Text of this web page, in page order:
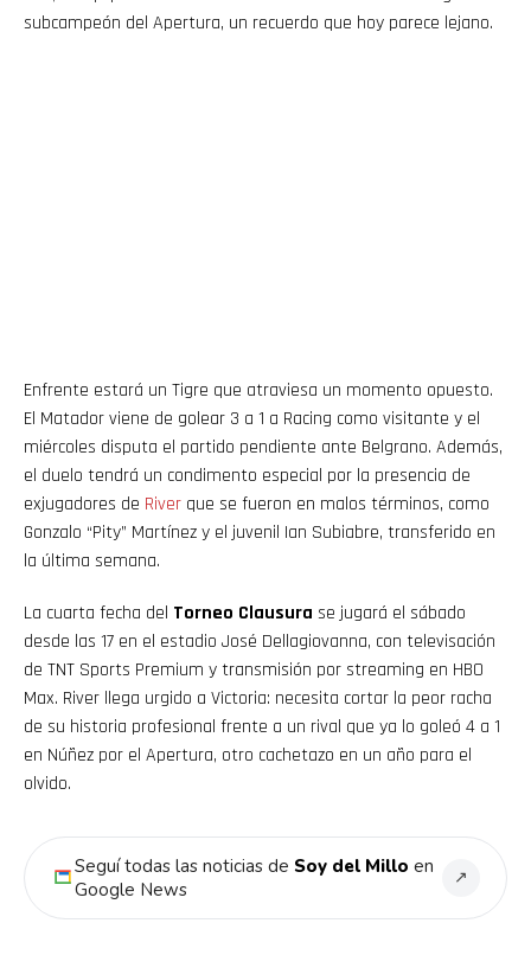
subcampeón del Apertura, un recuerdo que hoy parece lejano.
Enfrente estará un Tigre que atraviesa un momento opuesto.
El Matador viene de golear 3 a 1 a Racing como visitante y el
miércoles disputa el partido pendiente ante Belgrano. Además,
el duelo tendrá un condimento especial por la presencia de
exjugadores de River que se fueron en malos términos, como
Gonzalo “Pity” Martínez y el juvenil Ian Subiabre, transferido en
la última semana.
La cuarta fecha del Torneo Clausura se jugará el sábado
desde las 17 en el estadio José Dellagiovanna, con televisación
de TNT Sports Premium y transmisión por streaming en HBO
Max. River llega urgido a Victoria: necesita cortar la peor racha
de su historia profesional frente a un rival que ya lo goleó 4 a 1
en Núñez por el Apertura, otro cachetazo en un año para el
olvido.
Seguí todas las noticias de Soy del Millo en
Google News
↗